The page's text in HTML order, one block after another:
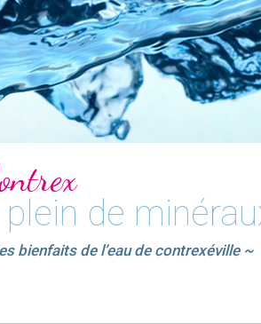
de
bienfaits de l’eau de contrexéville ~